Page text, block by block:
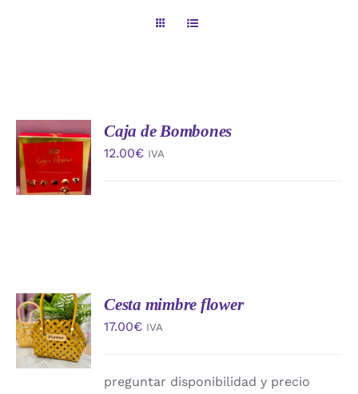
AÑADIR
AL
CARRITO
/
DETALLES
Caja de Bombones
12.00€ IVA
AÑADIR
AL
CARRITO
/
DETALLES
Cesta mimbre flower
17.00€ IVA
preguntar disponibilidad y precio